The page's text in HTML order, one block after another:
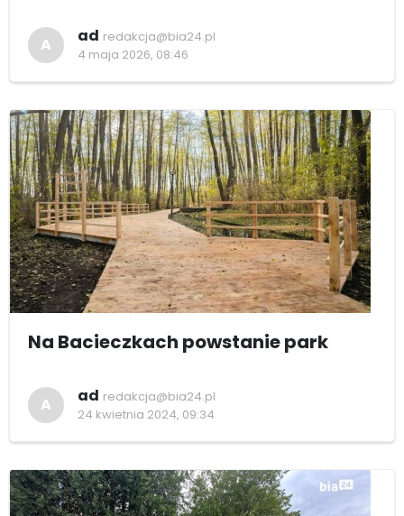
A ad redakcja@bia24.pl
4 maja 2026, 08:46
Na Bacieczkach powstanie park
A ad redakcja@bia24.pl
24 kwietnia 2024, 09:34